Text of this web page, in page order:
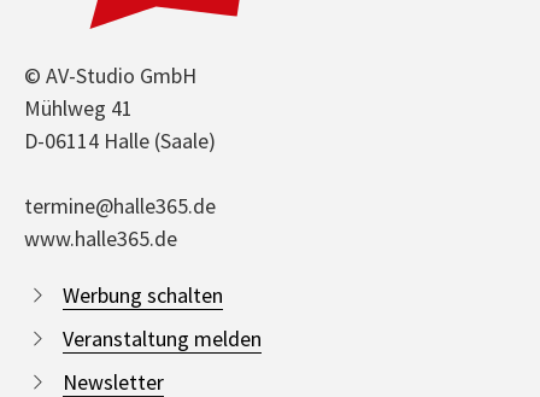
© AV-Studio GmbH
Mühlweg 41
D-06114 Halle (Saale)
termine@halle365.de
www.halle365.de
Werbung schalten
Veranstaltung melden
Newsletter